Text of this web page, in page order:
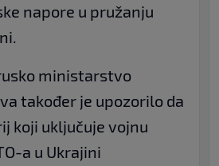
napore u pružanju
ministarstvo
također je upozorilo da
koji uključuje vojnu
a u Ukrajini